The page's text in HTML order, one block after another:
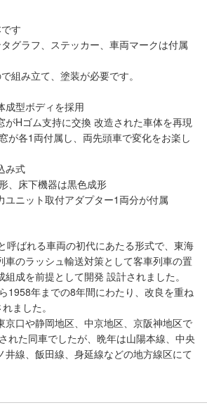
LINEお友達登録
す
グラフ、ステッカー、車両マークは付属
組み立て、塗装が必要です。
成型ボディを採用
がHゴム支持に交換 改造された車体を再現
が各1両付属し、両先頭車で変化をお楽し
み式
、床下機器は黒色成形
ユニット取付アダプター1両分が付属
呼ばれる車両の初代にあたる形式で、東海
車のラッシュ輸送対策として客車列車の置
成を前提として開発 設計されました。
1958年までの8年間にわたり、改良を重ね
ました。
京口や静岡地区、中京地区、京阪神地区で
れた同車でしたが、晩年は山陽本線、中央
井線、飯田線、身延線などの地方線区にて